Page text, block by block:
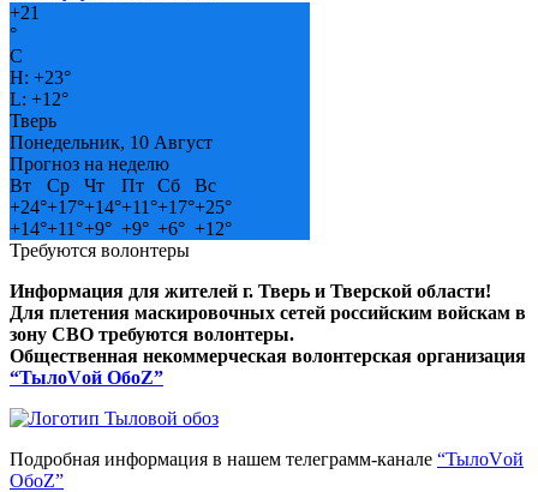
+21
°
C
H: +23°
L: +12°
Тверь
Понедельник, 10 Август
Прогноз на неделю
Вт
Ср Чт Пт Сб
Вс
+24°+17°+14°+11°+17°+25°
+14°+11°+9° +9° +6° +12°
Требуются волонтеры
Информация для жителей г. Тверь и Тверской области!
Для плетения маскировочных сетей российским войскам в
зону СВО требуются волонтеры.
Общественная некоммерческая волонтерская организация
“ТылоVой ОбоZ”
Подробная информация в нашем телеграмм-канале “ТылоVой
ОбоZ”